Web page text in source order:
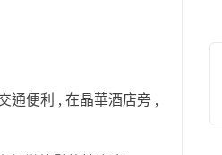
通便利 , 在晶華酒店旁 ,